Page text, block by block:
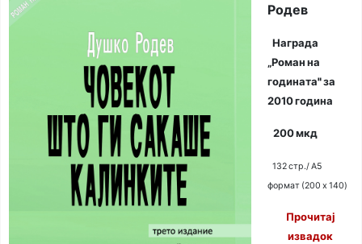
Родев
Награда
„Роман на
годината"за
2010 година
200 мкд
132 стр./ A5
формат (200 x 140)
Прочитај
извадок